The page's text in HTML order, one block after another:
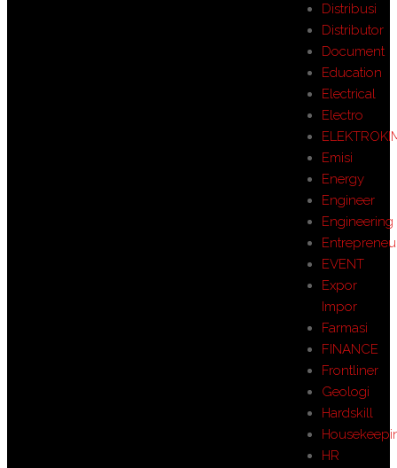
Distribusi
Distributor
Document
Education
Electrical
Electro
Emisi
Energy
Engineer
Engineering
EVENT
Expor
Impor
Farmasi
FINANCE
Frontliner
Geologi
Hardskill
HR